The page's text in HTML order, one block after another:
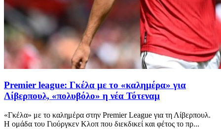
Premier league: Γκέλα με το «καλημέρα» για
Λίβερπουλ, «πολυβόλο» η νέα Τότεναμ
«Γκέλα» με το καλημέρα στην Premier League για τη Λίβερπουλ.
Η ομάδα του Γιούργκεν Κλοπ που διεκδικεί και φέτος το πρ...